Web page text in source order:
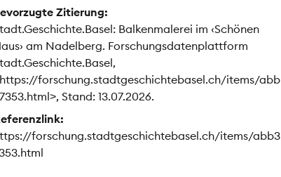
Zitierung:
Balkenmalerei im ‹Schönen
am Nadelberg. Forschungsdatenplattform
forschung.stadtgeschichtebasel.ch/items/abb
Stand: 13.07.2026.
forschung.stadtgeschichtebasel.ch/items/abb3